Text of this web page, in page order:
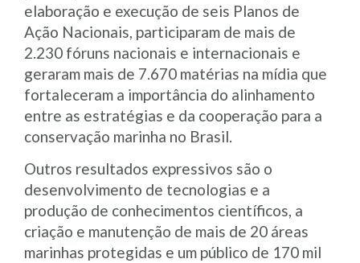
elaboração e execução de seis Planos de
Ação Nacionais, participaram de mais de
2.230 fóruns nacionais e internacionais e
geraram mais de 7.670 matérias na mídia que
fortaleceram a importância do alinhamento
entre as estratégias e da cooperação para a
conservação marinha no Brasil.
Outros resultados expressivos são o
desenvolvimento de tecnologias e a
produção de conhecimentos científicos, a
criação e manutenção de mais de 20 áreas
marinhas protegidas e um público de 170 mil